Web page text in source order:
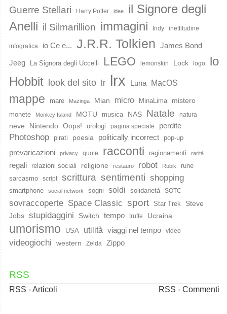
Guerre Stellari Harry Potter idee
il Signore degli
Anelli il Silmarillion immagini Indy inettitudine
infografica io Ce e... J.R.R. Tolkien James Bond
Jeeg La Signora degli Uccelli LEGO lemonskin Lock logo
lo
Hobbit look del sito lr lrx Luna MacOS
mappe mare Mazinga Mian micro MinaLima mistero
monete Monkey Island MOTU musica NAS Natale natura
neve Nintendo Oops! orologi pagina speciale perdite
Photoshop pirati poesia politically incorrect pop-up
prevaricazioni privacy quote racconti ragionamenti rarità
regali relazioni sociali religione restauro robot Rubik
rune
sarcasmo
script scrittura sentimenti shopping
smartphone social network sogni soldi solidarietà SOTC
sovraccoperte Space Classic sport Star Trek
Steve
Jobs stupidaggini Switch tempo truffe Ucraina
umorismo USA utilità viaggi nel tempo video
videogiochi western Zelda Zippo
RSS
RSS - Articoli RSS - Commenti